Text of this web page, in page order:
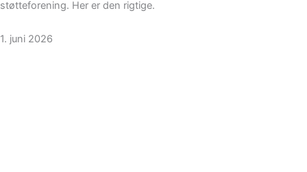
støtteforening. Her er den rigtige.
1. juni 2026